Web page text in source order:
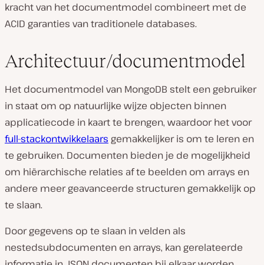
kracht van het documentmodel combineert met de
ACID garanties van traditionele databases.
Architectuur/documentmodel
Het documentmodel van MongoDB stelt een gebruiker
in staat om op natuurlijke wijze objecten binnen
applicatiecode in kaart te brengen, waardoor het voor
full-stackontwikkelaars gemakkelijker is om te leren en
te gebruiken. Documenten bieden je de mogelijkheid
om hiërarchische relaties af te beelden om arrays en
andere meer geavanceerde structuren gemakkelijk op
te slaan.
Door gegevens op te slaan in velden als
nestedsubdocumenten en arrays, kan gerelateerde